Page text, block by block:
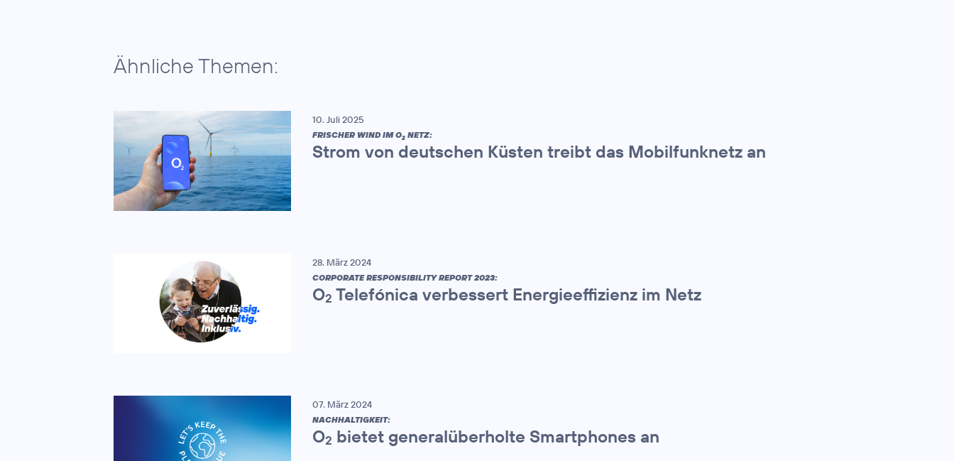
Ähnliche Themen:
10. Juli 2025
FRISCHER WIND IM O2 NETZ:
Strom von deutschen Küsten treibt das Mobilfunknetz an
28. März 2024
CORPORATE RESPONSIBILITY REPORT 2023:
O2 Telefónica verbessert Energieeffizienz im Netz
07. März 2024
NACHHALTIGKEIT:
O2 bietet generalüberholte Smartphones an